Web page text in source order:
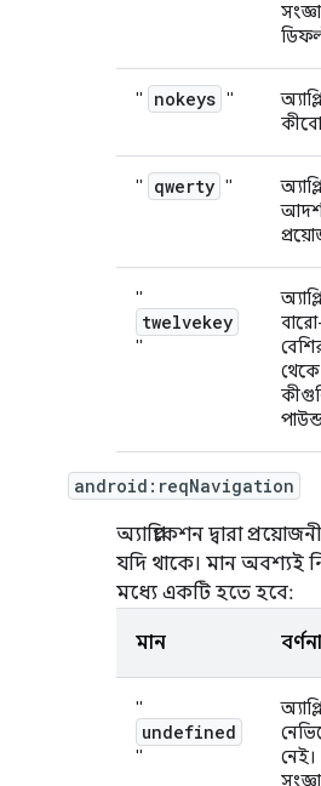
" nokeys "
" qwerty "
"
twelvekey
"
থেকে
android:reqNavigation
অ্যাপ্লিকেশন দ্বারা
যদি থাকে। মান অবশ্যই
মধ্যে একটি হতে হবে:
মান বর্ণনা
"
undefined
"